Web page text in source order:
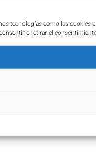
tecnologías como las
o retirar el